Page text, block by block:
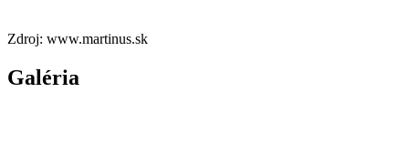
Zdroj: www.martinus.sk
Galéria